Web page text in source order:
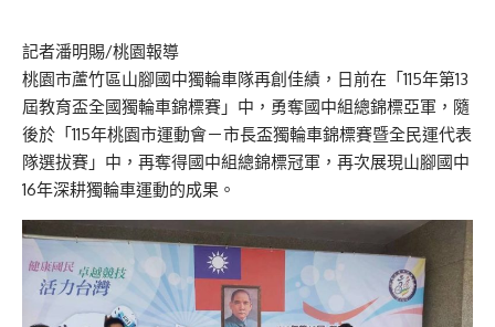
記者潘明賜/桃園報導
桃園市蘆竹區山腳國中獨輪車隊再創佳績，日前在「115年第13
屆教育盃全國獨輪車錦標賽」中，勇奪國中組總錦標亞軍，隨
後於「115年桃園市運動會－市長盃獨輪車錦標賽暨全民運代表
隊選拔賽」中，再奪得國中組總錦標冠軍，再次展現山腳國中
16年深耕獨輪車運動的成果。